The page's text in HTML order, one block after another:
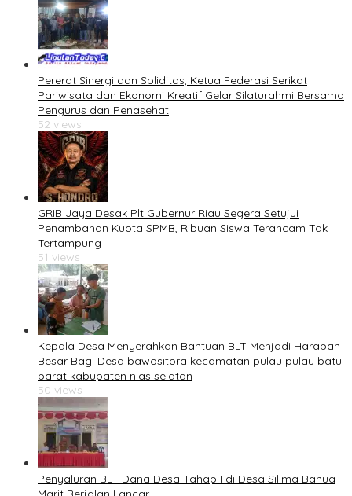
Pererat Sinergi dan Soliditas, Ketua Federasi Serikat
Pariwisata dan Ekonomi Kreatif Gelar Silaturahmi Bersama
Pengurus dan Penasehat
52 views
GRIB Jaya Desak Plt Gubernur Riau Segera Setujui
Penambahan Kuota SPMB, Ribuan Siswa Terancam Tak
Tertampung
51 views
Kepala Desa Menyerahkan Bantuan BLT Menjadi Harapan
Besar Bagi Desa bawositora kecamatan pulau pulau batu
barat kabupaten nias selatan
50 views
Penyaluran BLT Dana Desa Tahap I di Desa Silima Banua